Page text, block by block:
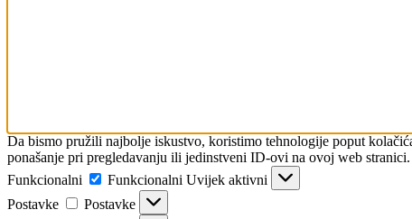
Da bismo pružili najbolje iskustvo, koristimo tehnologije poput
ponašanje pri pregledavanju ili jedinstveni ID-ovi na ovoj web
Funkcionalni
Funkcionalni Uvijek aktivni
Postavke
Postavke